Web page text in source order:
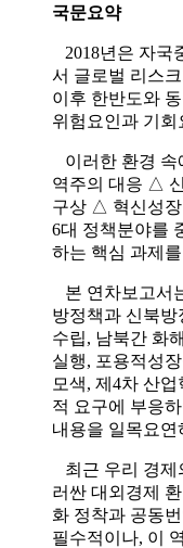
국문요약
2018년은 자국
서 글로벌 리스
이후 한반도와
위험요인과 기
이러한 환경 속
역주의 대응 △
구상 △ 혁신성
6대 정책분야를
하는 핵심 과제
본 연차보고서
방정책과 신북
수립, 남북간 화
실행, 포용적성
모색, 제4차 산
적 요구에 부응
내용을 일목요
최근 우리 경제
러싼 대외경제
화 정착과 공동
필수적이나, 이